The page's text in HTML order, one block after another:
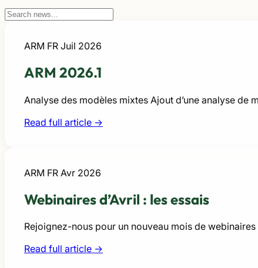
ARM FR Juil 2026
ARM 2026.1
Analyse des modèles mixtes Ajout d’une analyse
Read full article →
ARM FR Avr 2026
Webinaires d’Avril : les essais
Rejoignez-nous pour un nouveau mois de
Read full article →